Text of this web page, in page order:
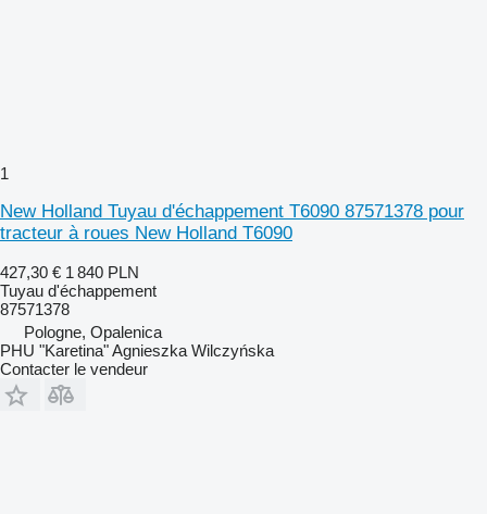
1
New Holland Tuyau d'échappement T6090 87571378 pour
tracteur à roues New Holland T6090
427,30 € 1 840 PLN
Tuyau d'échappement
87571378
Pologne, Opalenica
PHU "Karetina" Agnieszka Wilczyńska
Contacter le vendeur